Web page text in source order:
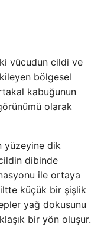
vücudun cildi ve
bölgesel
kabuğunun
olarak
yüzeyine dik
dibinde
ile ortaya
küçük bir şişlik
yağ dokusunu
bir yön oluşur.